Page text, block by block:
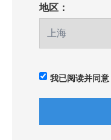
地区：
我已阅读并同意